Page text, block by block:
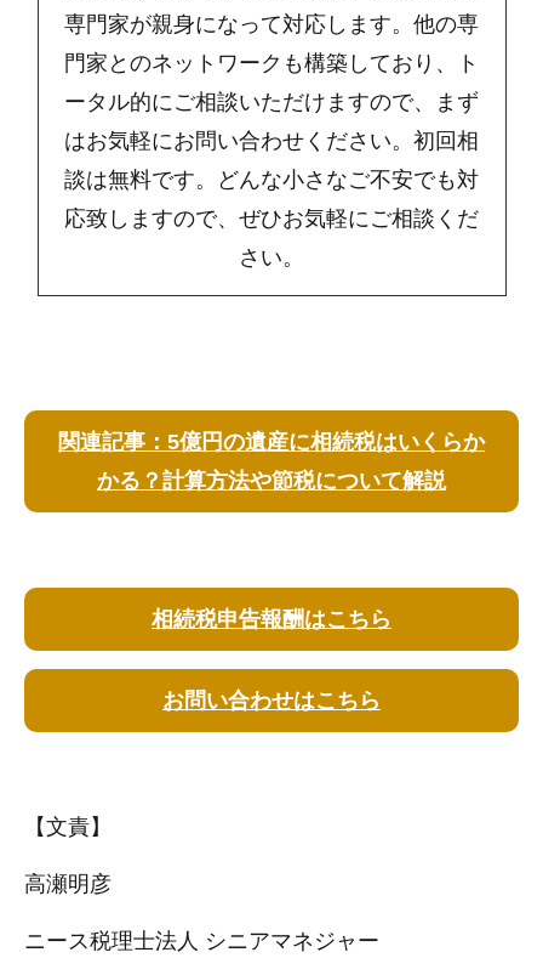
専門家が親身になって対応します。他の専
門家とのネットワークも構築しており、ト
ータル的にご相談いただけますので、まず
はお気軽にお問い合わせください。初回相
談は無料です。どんな小さなご不安でも対
応致しますので、ぜひお気軽にご相談くだ
さい。
関連記事：5億円の遺産に相続税はいくらか
かる？計算方法や節税について解説
相続税申告報酬はこちら
お問い合わせはこちら
【文責】
高瀬明彦
ニース税理士法人 シニアマネジャー